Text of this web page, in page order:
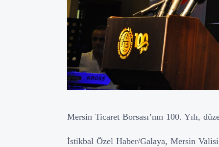
Mersin Ticaret Borsası’nın 100. Yılı,
İstikbal Özel Haber/Galaya, Mersin